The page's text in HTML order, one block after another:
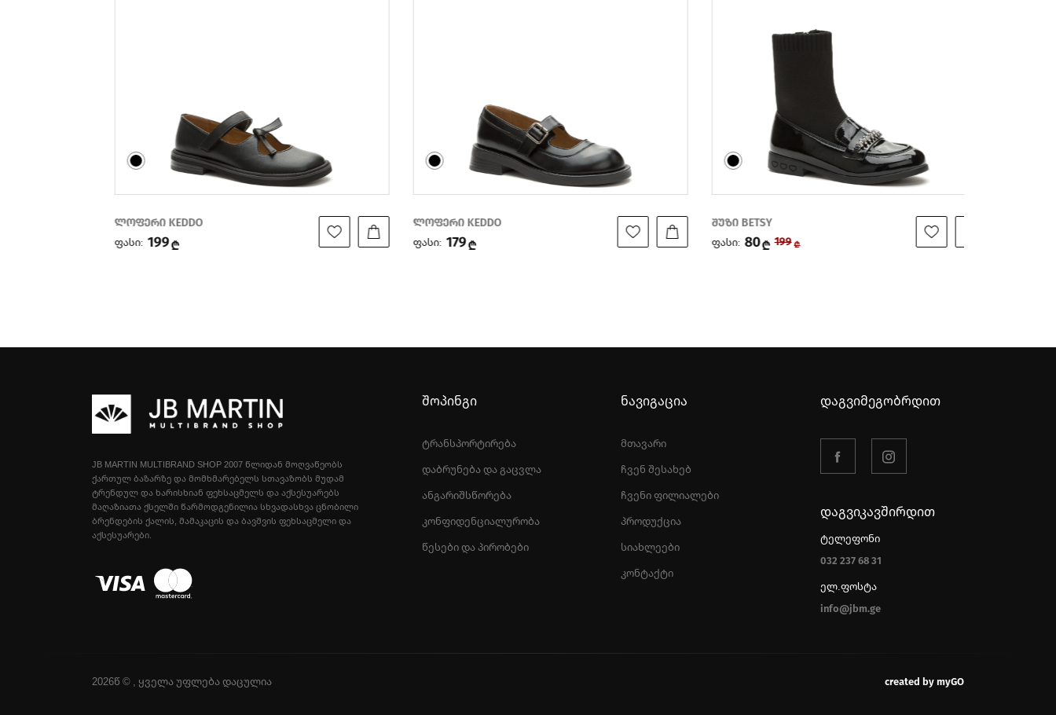
ლოფერი KEDDO
ფასი: 199₾
ლოფერი KEDDO
ფასი: 179₾
შუზი BETSY
ფასი: 80₾ 199 ₾
JB MARTIN MULTIBRAND SHOP 2007 ᲬᲚᲘᲓᲐᲜ ᲛᲝᲦᲕᲐᲬᲔᲝᲑᲡ
ᲥᲐᲠᲗᲣᲚ ᲑᲐᲖᲐᲠᲖᲔ ᲓᲐ ᲛᲝᲛᲮᲛᲐᲠᲔᲑᲔᲚᲡ ᲡᲗᲐᲕᲐᲖᲝᲑᲡ ᲛᲣᲓᲐᲛ
ᲢᲠᲔᲜᲓᲣᲚ ᲓᲐ ᲮᲐᲠᲘᲡᲮᲘᲐᲜ ᲤᲔᲮᲡᲐᲪᲛᲔᲚᲡ ᲓᲐ ᲐᲥᲡᲔᲡᲣᲐᲠᲔᲑᲡ
ᲛᲐᲦᲐᲖᲘᲐᲗᲐ ᲥᲡᲔᲚᲨᲘ ᲬᲐᲠᲛᲝᲓᲒᲔᲜᲘᲚᲘᲐ ᲡᲮᲕᲐᲓᲐᲡᲮᲕᲐ ᲪᲜᲝᲑᲘᲚᲘ
ᲑᲠᲔᲜᲓᲔᲑᲘᲡ ᲥᲐᲚᲘᲡ, ᲛᲐᲛᲐᲙᲐᲪᲘᲡ ᲓᲐ ᲑᲐᲕᲨᲕᲘᲡ ᲤᲔᲮᲡᲐᲪᲛᲔᲚᲘ ᲓᲐ
ᲐᲥᲡᲔᲡᲣᲐᲠᲔᲑᲘ.
შოპინგი
ტრანსპორტირება
დაბრუნება და გაცვლა
ანგარიშსწორება
კონფიდენციალურობა
წესები და პირობები
ნავიგაცია
მთავარი
ჩვენ შესახებ
ჩვენი ფილიალები
პროდუქცია
სიახლეები
კონტაქტი
დაგვიმეგობრდით
დაგვიკავშირდით
ტელეფონი
032 237 68 31
ელ.ფოსტა
info@jbm.ge
2026წ © , ყველა უფლება დაცულია created by myGO